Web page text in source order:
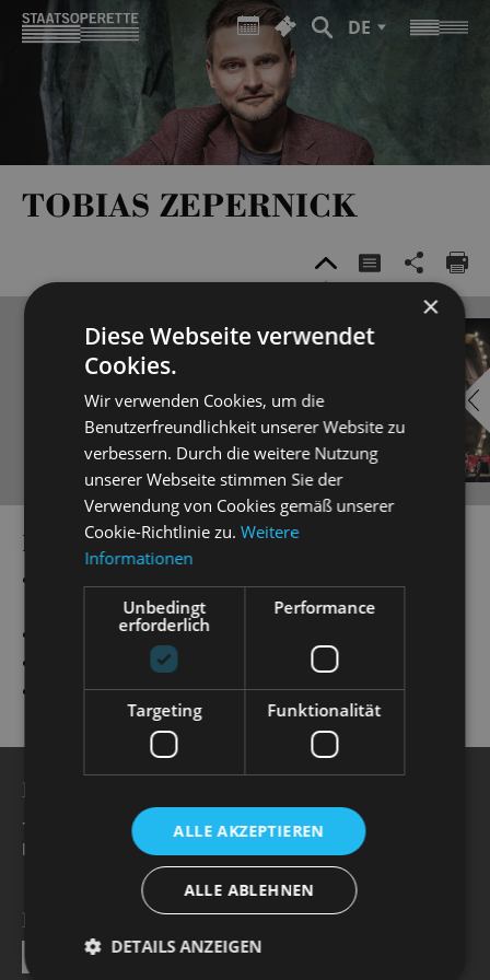
DE
TOBIAS ZEPERNICK
PRODUCTIONS
Offizier 2/ u. a.
die lustige witwe
Die Fledermaus
Dr. Blind, Advokat
My Fair Lady“ Freddy Eynsford-Hill
BESUCHERSERVICE
+49 351 32042 222
karten@staatsoperette.de
NEWSLETTER
SEND
×
Diese Webseite verwendet
Cookies.
Wir verwenden Cookies, um die
Benutzerfreundlichkeit unserer Website zu
verbessern. Durch die weitere Nutzung
unserer Webseite stimmen Sie der
Verwendung von Cookies gemäß unserer
Cookie-Richtlinie zu.Weitere
Informationen
Unbedingt
erforderlich
Performance
Targeting Funktionalität
ALLE AKZEPTIEREN
ALLE ABLEHNEN
DETAILS ANZEIGEN